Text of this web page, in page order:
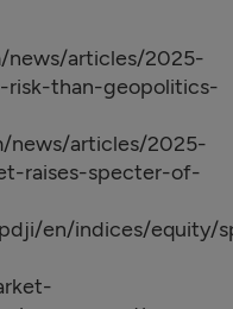
articles/2025-
than-geopolitics-
news/articles/2025-
raises-specter-of-
en/indices/equity/